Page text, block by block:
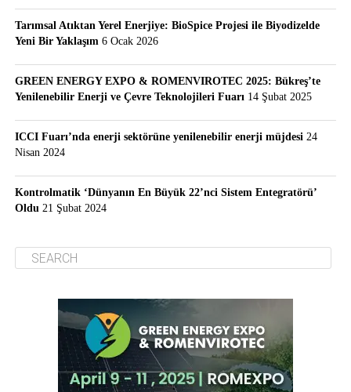
Tarımsal Atıktan Yerel Enerjiye: BioSpice Projesi ile Biyodizelde
Yeni Bir Yaklaşım 6 Ocak 2026
GREEN ENERGY EXPO & ROMENVIROTEC 2025: Bükreş’te
Yenilenebilir Enerji ve Çevre Teknolojileri Fuarı 14 Şubat 2025
ICCI Fuarı’nda enerji sektörüne yenilenebilir enerji müjdesi 24
Nisan 2024
Kontrolmatik ‘Dünyanın En Büyük 22’nci Sistem Entegratörü’
Oldu 21 Şubat 2024